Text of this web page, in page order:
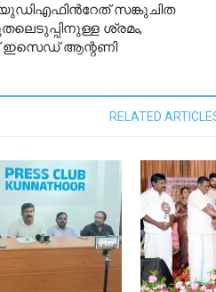
സങ്കുചിത
ശ്രമം,
ഇസെഡ് ആന്റണി
RELATED